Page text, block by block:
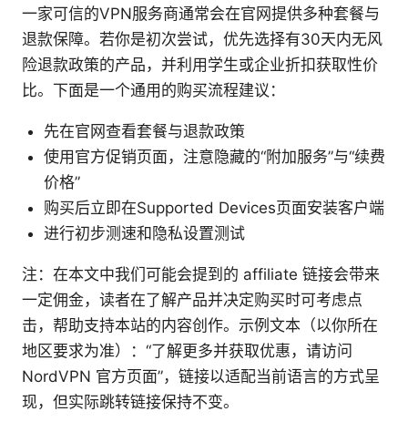
一家可信的VPN服务商通常会在官网提供多种套餐与
退款保障。若你是初次尝试，优先选择有30天内无风
险退款政策的产品，并利用学生或企业折扣获取性价
比。下面是一个通用的购买流程建议：
先在官网查看套餐与退款政策
使用官方促销页面，注意隐藏的“附加服务”与“续费
价格”
购买后立即在Supported Devices页面安装客户端
进行初步测速和隐私设置测试
注：在本文中我们可能会提到的 affiliate 链接会带来
一定佣金，读者在了解产品并决定购买时可考虑点
击，帮助支持本站的内容创作。示例文本（以你所在
地区要求为准）：“了解更多并获取优惠，请访问
NordVPN 官方页面”，链接以适配当前语言的方式呈
现，但实际跳转链接保持不变。